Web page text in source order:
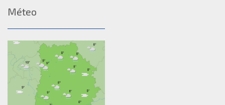
Méteo